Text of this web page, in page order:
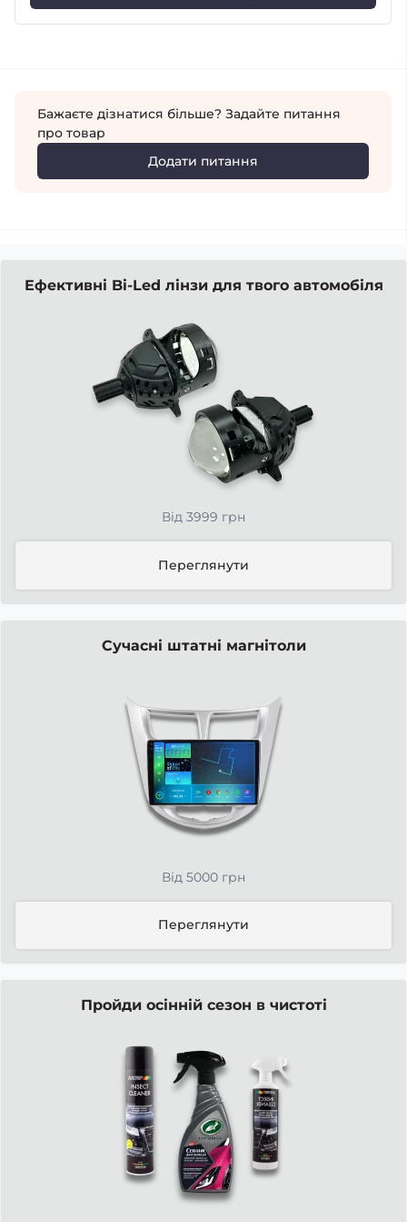
Бажаєте дізнатися більше? Задайте питання
про товар
Додати питання
Ефективні Bi-Led лінзи для твого автомобіля
Від 3999 грн
Переглянути
Сучасні штатні магнітоли
Від 5000 грн
Переглянути
Пройди осінній сезон в чистоті